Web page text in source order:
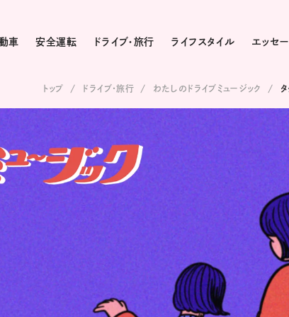
車 安全運転 ドライブ・旅行 ライフスタイル エッセー
トップ ドライブ･旅行 わたしのドライブミュージック